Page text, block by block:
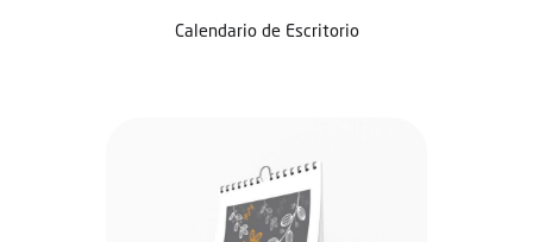
Calendario de Escritorio